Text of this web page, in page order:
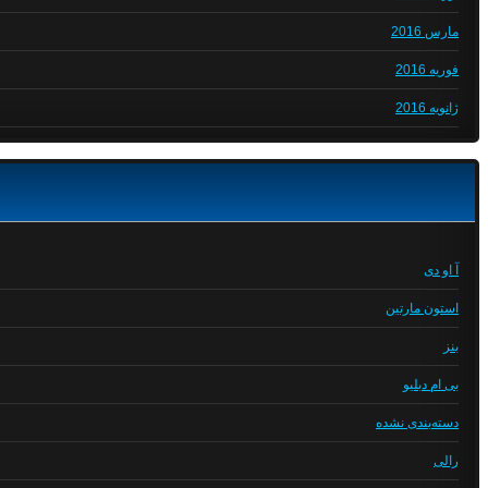
مارس 2016
فوریه 2016
ژانویه 2016
آ او دی
استون مارتین
بنز
بی ام دبلیو
دسته‌بندی نشده
رالی